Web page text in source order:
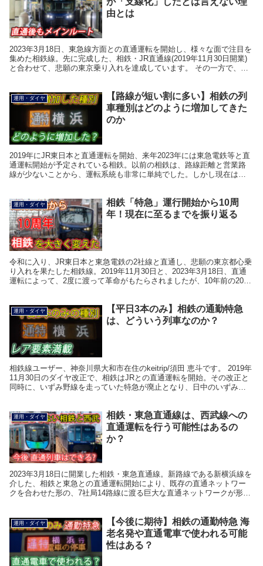
由とは
2023年3月18日、東急線方面との直通運転を開始し、様々な面で注目を
集めた相鉄線。先に完成した、相鉄・JR直通線(2019年11月30日開業)
と合わせて、悲願の東京乗り入れを達成しています。 その一方で、長
運用・ダイヤ
【路線が短い割に多い】相鉄の列
車種別はどのように増加してきた
のか
2019年にJR東日本と直通運転を開始、来年2023年には東急電鉄等と直
通運転開始が予定されている相鉄。以前の相鉄は、路線距離と営業路
線が少ないことから、運転系統も非常に単純でした。しかし現在は、
運用・ダイヤ
相鉄「特急」運行開始から10周
年！現在に至るまでを振り返る
令和に入り、JR東日本と東急電鉄の2社線と直通し、悲願の東京都心乗
り入れを果たした相鉄線。2019年11月30日と、2023年3月18日、直通
運転によって、2度に渡って革命がもたらされましたが、10年前の2014
運用・ダイヤ
【平日3本のみ】相鉄の通勤特急
は、どういう列車なのか？
相鉄線ユーザー、神奈川県大和市在住のkeitrip/須田 恵斗です。 2019年
11月30日のダイヤ改正で、相鉄はJRとの直通運転を開始。その改正と
同時に、いずみ野線を走っていた特急が廃止となり、日中のいずみ野
運用・ダイヤ
相鉄・東急直通線は、西武線への
直通運転を行う可能性はあるの
か？
2023年3月18日に開業した相鉄・東急直通線。新路線である新横浜線を
介した、相鉄と東急との直通運転開始により、既存の直通ネットワー
クを合わせた形の、7社局14路線に渡る巨大な直通ネットワークが形成
運用・ダイヤ
【今後に期待】相鉄の通勤特急 海
老名発や直通電車で使われる可能
性はある？